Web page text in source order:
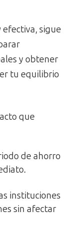
sigue
y obtener
tu equilibrio
que
de ahorro
instituciones
sin afectar